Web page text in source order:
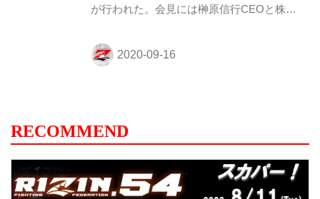
が行われた。会見には榊原信行CEOと株式
深澤克己氏が登壇した。 ソーシャルレンデ
ィングとは？ 昨今注目を集める「資金を必
では、募集が開始されると瞬く間に応募が
募り、わずか20秒で募集総額の5,000万円
に到達した。 ソーシャルレンディングと
は、お金を貸して金利を受け取りたい方
（投資家）とお金を調達して事業を展開し
RECOMMEND